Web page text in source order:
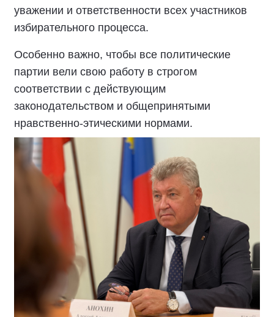
уважении и ответственности всех участников
избирательного процесса.
Особенно важно, чтобы все политические
партии вели свою работу в строгом
соответствии с действующим
законодательством и общепринятыми
нравственно-этическими нормами.